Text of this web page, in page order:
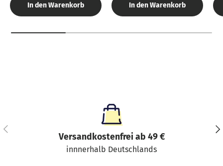
In den Warenkorb In den Warenkorb
Vorherige
Versandkostenfrei ab 49 €
innnerhalb Deutschlands